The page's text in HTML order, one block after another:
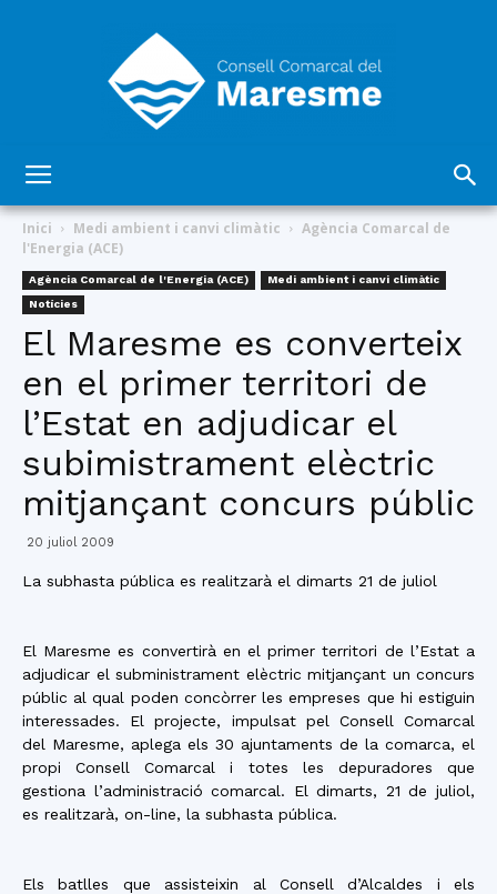
Comarcal
del
Maresme
Inici Medi ambient i canvi climàtic
Agència Comarcal de
l'Energia (ACE)
Agència Comarcal de l'Energia (ACE)
Medi ambient i canvi climàtic
Notícies
El Maresme es converteix
en el primer territori de
l’Estat en adjudicar el
subimistrament elèctric
mitjançant concurs públic
20 juliol 2009
La subhasta pública es realitzarà el dimarts 21 de juliol
El Maresme es convertirà en el primer territori de l’Estat a
adjudicar el subministrament elèctric mitjançant un concurs
públic al qual poden concòrrer les empreses que hi estiguin
interessades. El projecte, impulsat pel Consell Comarcal
del Maresme, aplega els 30 ajuntaments de la comarca, el
propi Consell Comarcal i totes les depuradores que
gestiona l’administració comarcal. El dimarts, 21 de juliol,
es realitzarà, on-line, la subhasta pública.
Els batlles que assisteixin al Consell d’Alcaldes i els